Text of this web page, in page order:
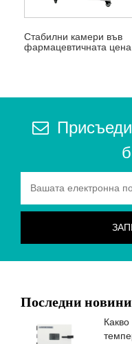
Стабилни камери във
фармацевтичната цена
Последни новини